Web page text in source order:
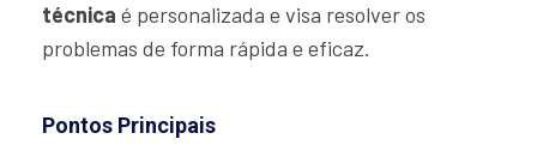
técnica é personalizada e visa resolver os
problemas de forma rápida e eficaz.
Pontos Principais